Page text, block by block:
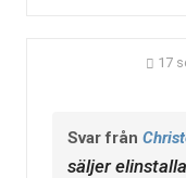
17
Svar från
säljer